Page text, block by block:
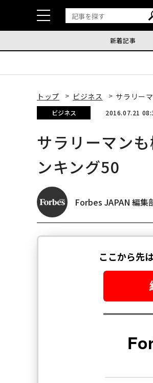
新着記事
トップ ビジネス サラリー
ビジネス 2016.07.21
サラリーマン
ンキング50
Forbes JAPAN 編集